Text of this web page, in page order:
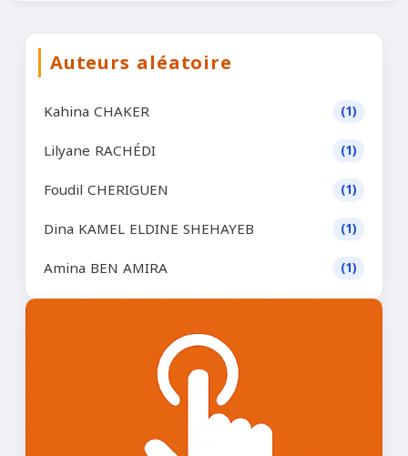
Auteurs aléatoire
Kahina CHAKER (1)
Lilyane RACHÉDI (1)
Foudil CHERIGUEN (1)
Dina KAMEL ELDINE SHEHAYEB (1)
Amina BEN AMIRA (1)